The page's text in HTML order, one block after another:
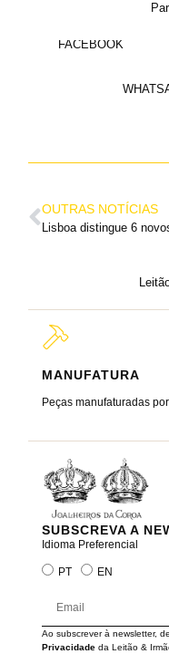
FACEBOOK
OUTRAS NOTÍCIAS
MANUFATURA
Peças manufaturadas
SUBSCREVA A
Idioma Preferencial
PT EN
Ao subscrever à newsletter,
Privacidade da Leitão &